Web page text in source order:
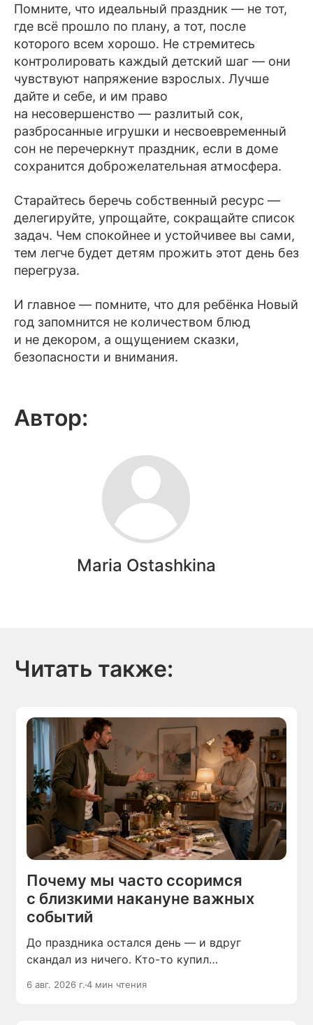
Помните, что идеальный праздник — не тот,
где всё прошло по плану, а тот, после
которого всем хорошо. Не стремитесь
контролировать каждый детский шаг — они
чувствуют напряжение взрослых. Лучше
дайте и себе, и им право
на несовершенство — разлитый сок,
разбросанные игрушки и несвоевременный
сон не перечеркнут праздник, если в доме
сохранится доброжелательная атмосфера.
Старайтесь беречь собственный ресурс —
делегируйте, упрощайте, сокращайте список
задач. Чем спокойнее и устойчивее вы сами,
тем легче будет детям прожить этот день без
перегруза.
И главное — помните, что для ребёнка Новый
год запомнится не количеством блюд
и не декором, а ощущением сказки,
безопасности и внимания.
Автор:
Maria Ostashkina
Читать также:
Почему мы часто ссоримся
с близкими накануне важных
событий
До праздника остался день — и вдруг
скандал из ничего. Кто-то купил
6 авг. 2026 г.4 мин чтения